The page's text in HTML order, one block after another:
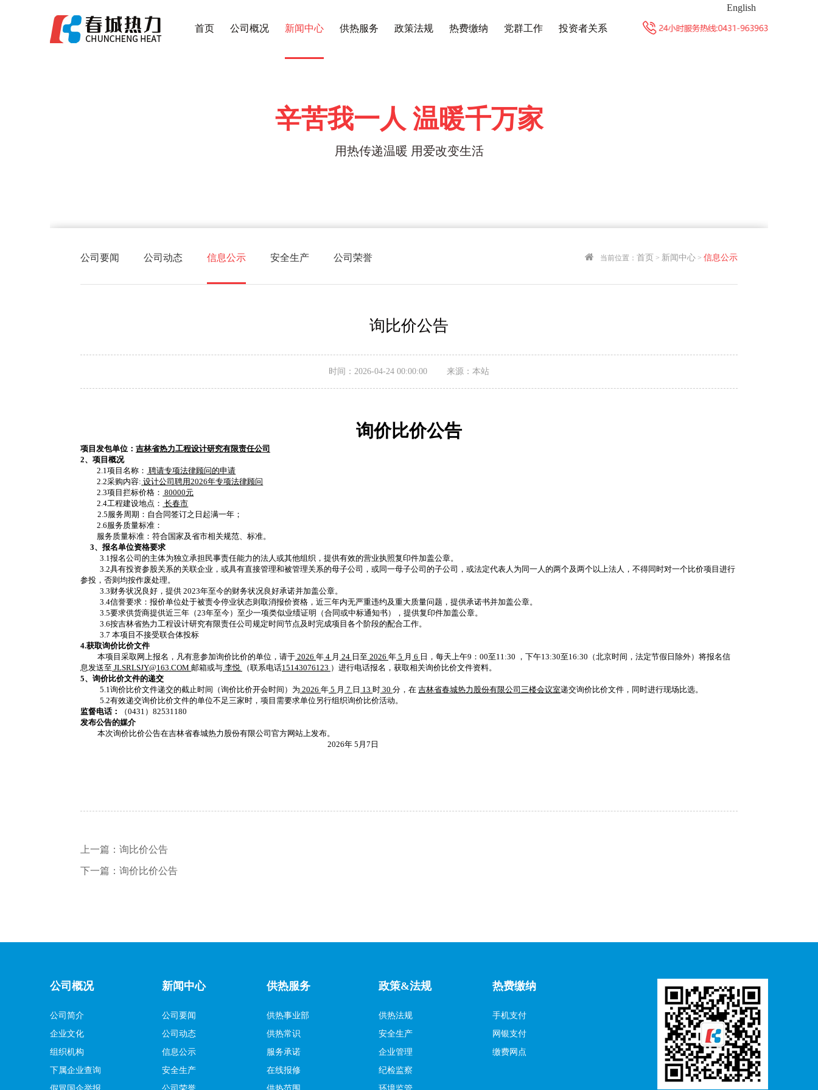
首页 公司概况 新闻中心 供热服务 政策法规 热费缴纳 党群工作 投资者关系
English
辛苦我一人 温暖千万家
用热传递温暖 用爱改变生活
公司要闻 公司动态 信息公示 安全生产 公司荣誉 当前位置： 首页 > 新闻中心 > 信息公示
询比价公告
时间：2026-04-24 00:00:00 来源：本站
询价比价公告
项目发包单位： 吉林省热力工程设计研究有限责任公司
2、项目概况
2.1项目名称： 聘请专项法律顾问的申请
2.2采购内容: 设计公司聘用2026年专项法律顾问
2.3项目拦标价格： 80000元
2.4工程建设地点： 长春市
2.5服务周期：自合同签订之日起满一年；
2.6服务质量标准：
服务质量标准：符合国家及省市相关规范、标准。
3、报名单位资格要求
3.1报名公司的主体为独立承担民事责任能力的法人或其他组织，提供有效的营业执照复印件加盖公章。
3.2具有投资参股关系的关联企业，或具有直接管理和被管理关系的母子公司，或同一母子公司的子公司，或法定代表人为同一人的两个及两个以上法人，不得同时对一个比价项目进行
参投，否则均按作废处理。
3.3财务状况良好，提供 2023年至今的财务状况良好承诺并加盖公章。
3.4信誉要求：报价单位处于被责令停业状态则取消报价资格，近三年内无严重违约及重大质量问题，提供承诺书并加盖公章。
3.5要求供货商提供近三年（23年至今）至少一项类似业绩证明（合同或中标通知书），提供复印件加盖公章。
3.6按吉林省热力工程设计研究有限责任公司规定时间节点及时完成项目各个阶段的配合工作。
3.7 本项目不接受联合体投标
4.获取询价比价文件
本项目采取网上报名，凡有意参加询价比价的单位，请于 2026 年 4 月 24 日至 2026 年 5 月 6 日，每天上午9：00至11:30 ，下午13:30至16:30（北京时间，法定节假日除外）将报名信
息发送至 JLSRLSJY@163.COM 邮箱或与 李悦 （联系电话15143076123 ）进行电话报名，获取相关询价比价文件资料。
5、询价比价文件的递交
5.1询价比价文件递交的截止时间（询价比价开会时间）为 2026 年5 月 7 日 13 时30 分，在 吉林省春城热力股份有限公司三楼会议室递交询价比价文件，同时进行现场比选。
5.2有效递交询价比价文件的单位不足三家时，项目需要求单位另行组织询价比价活动。
监督电话：
（0431）82531180
发布公告的媒介
本次询价比价公告在吉林省春城热力股份有限公司官方网站上发布。
2026年 5月7日
上一篇： 询比价公告
下一篇： 询价比价公告
公司概况
公司简介
企业文化
组织机构
下属企业查询
新闻中心
公司要闻
公司动态
信息公示
安全生产
供热服务
供热事业部
供热常识
服务承诺
在线报修
政策&法规
供热法规
安全生产
企业管理
纪检监察
热费缴纳
手机支付
网银支付
缴费网点